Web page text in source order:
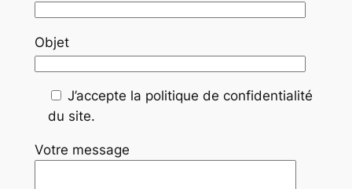
Objet
J’accepte la politique de confidentialité
du site.
Votre message